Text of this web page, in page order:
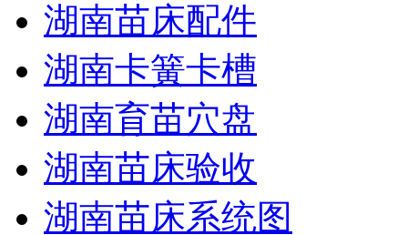
湖南苗床配件
湖南卡簧卡槽
湖南育苗穴盘
湖南苗床验收
湖南苗床系统图